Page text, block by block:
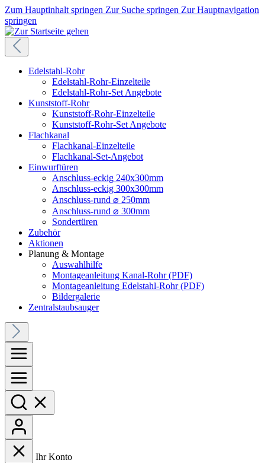
Zum Hauptinhalt springen Zur Suche springen Zur Hauptnavigation
springen
Edelstahl-Rohr
Edelstahl-Rohr-Einzelteile
Edelstahl-Rohr-Set Angebote
Kunststoff-Rohr
Kunststoff-Rohr-Einzelteile
Kunststoff-Rohr-Set Angebote
Flachkanal
Flachkanal-Einzelteile
Flachkanal-Set-Angebot
Einwurftüren
Anschluss-eckig 240x300mm
Anschluss-eckig 300x300mm
Anschluss-rund ⌀ 250mm
Anschluss-rund ⌀ 300mm
Sondertüren
Zubehör
Aktionen
Planung & Montage
Auswahlhilfe
Montageanleitung Kanal-Rohr (PDF)
Montageanleitung Edelstahl-Rohr (PDF)
Bildergalerie
Zentralstaubsauger
Ihr Konto